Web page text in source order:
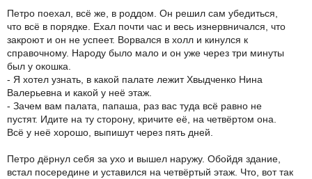
Петро поехал, всё же, в роддом. Он решил сам убедиться,
что всё в порядке. Ехал почти час и весь изнервничался, что
закроют и он не успеет. Ворвался в холл и кинулся к
справочному. Народу было мало и он уже через три минуты
был у окошка.
- Я хотел узнать, в какой палате лежит Хвыдченко Нина
Валерьевна и какой у неё этаж.
- Зачем вам палата, папаша, раз вас туда всё равно не
пустят. Идите на ту сторону, кричите её, на четвёртом она.
Всё у неё хорошо, выпишут через пять дней.
Петро дёрнул себя за ухо и вышел наружу. Обойдя здание,
встал посередине и уставился на четвёртый этаж. Что, вот так